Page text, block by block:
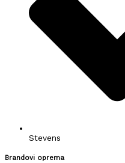
Stevens
Brandovi oprema